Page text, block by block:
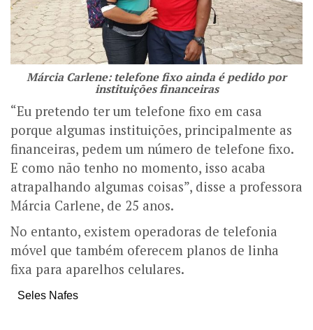
Márcia Carlene: telefone fixo ainda é pedido por
instituições financeiras
“Eu pretendo ter um telefone fixo em casa
porque algumas instituições, principalmente as
financeiras, pedem um número de telefone fixo.
E como não tenho no momento, isso acaba
atrapalhando algumas coisas”, disse a professora
Márcia Carlene, de 25 anos.
No entanto, existem operadoras de telefonia
móvel que também oferecem planos de linha
fixa para aparelhos celulares.
Seles Nafes